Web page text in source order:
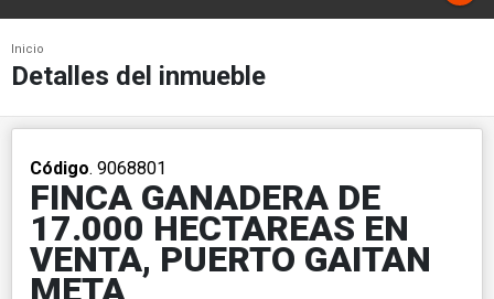
Inicio
Detalles del inmueble
Código. 9068801
FINCA GANADERA DE
17.000 HECTAREAS EN
VENTA, PUERTO GAITAN
META